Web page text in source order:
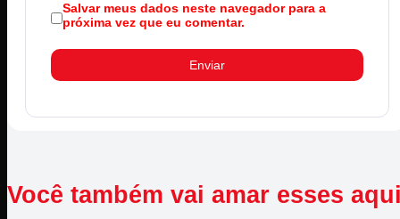
Salvar meus dados neste navegador para a
próxima vez que eu comentar.
Você também vai amar esses